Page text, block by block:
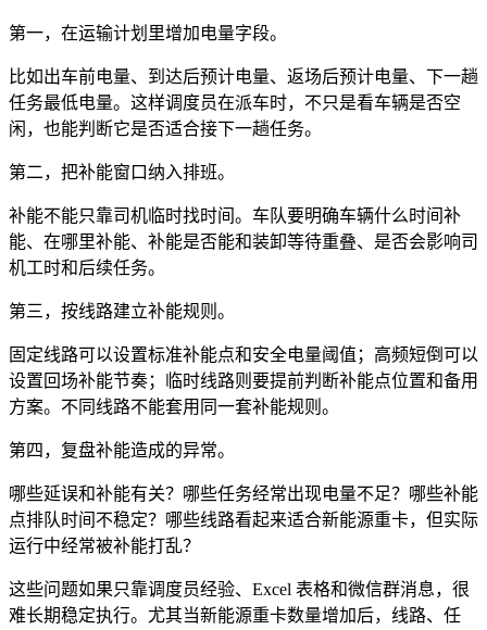
第一，在运输计划里增加电量字段。
比如出车前电量、到达后预计电量、返场后预计电量、下一趟
任务最低电量。这样调度员在派车时，不只是看车辆是否空
闲，也能判断它是否适合接下一趟任务。
第二，把补能窗口纳入排班。
补能不能只靠司机临时找时间。车队要明确车辆什么时间补
能、在哪里补能、补能是否能和装卸等待重叠、是否会影响司
机工时和后续任务。
第三，按线路建立补能规则。
固定线路可以设置标准补能点和安全电量阈值；高频短倒可以
设置回场补能节奏；临时线路则要提前判断补能点位置和备用
方案。不同线路不能套用同一套补能规则。
第四，复盘补能造成的异常。
哪些延误和补能有关？哪些任务经常出现电量不足？哪些补能
点排队时间不稳定？哪些线路看起来适合新能源重卡，但实际
运行中经常被补能打乱？
这些问题如果只靠调度员经验、Excel 表格和微信群消息，很
难长期稳定执行。尤其当新能源重卡数量增加后，线路、任